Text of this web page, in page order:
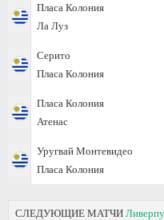
Пласа Колония
Ла Луз
Серито
Пласа Колония
Пласа Колония
Атенас
Уругвай Монтевидео
Пласа Колония
СЛЕДУЮЩИЕ МАТЧИ